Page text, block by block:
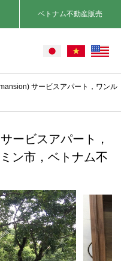
ベトナム不動産販売
サービスアパート，ワンル
ービスアパート，
ン市，ベトナム不